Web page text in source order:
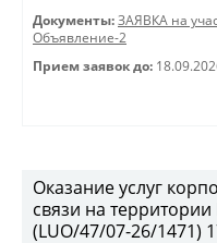
Документы: ЗАЯВКА на
Объявление-2
Прием заявок до:
Оказание услуг
связи на
(LUO/47/07-26/1471)